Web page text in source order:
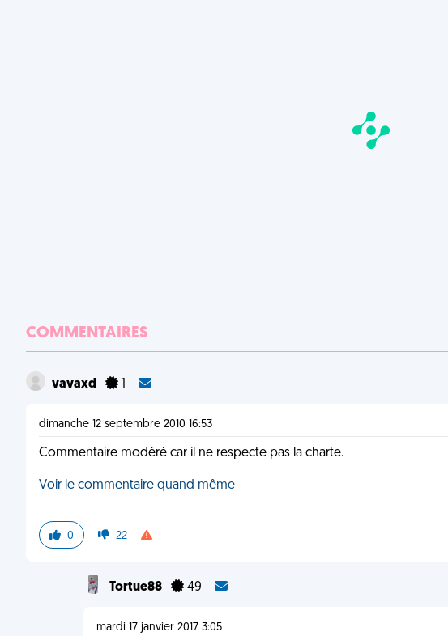
COMMENTAIRES
vavaxd
dimanche 12 septembre 2010 16:53
Commentaire modéré car il ne respecte pas la charte.
Voir le commentaire quand même
0 22
Tortue88 49
mardi 17 janvier 2017 3:05